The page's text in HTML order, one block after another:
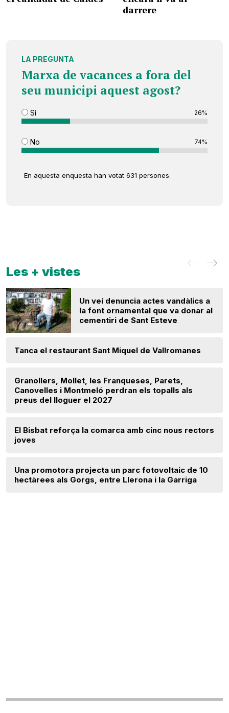
darrere
LA PREGUNTA
Marxa de vacances a fora del
seu municipi aquest agost?
Sí 26%
No 74%
En aquesta enquesta han votat 631 persones.
Les + vistes
Un veí denuncia actes vandàlics a
la font ornamental que va donar al
cementiri de Sant Esteve
Tanca el restaurant Sant Miquel de Vallromanes
Granollers, Mollet, les Franqueses, Parets,
Canovelles i Montmeló perdran els topalls als
preus del lloguer el 2027
El Bisbat reforça la comarca amb cinc nous rectors
joves
Una promotora projecta un parc fotovoltaic de 10
hectàrees als Gorgs, entre Llerona i la Garriga